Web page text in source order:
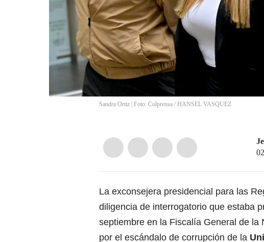
Sandra Ortiz | Foto: Colprensa / HANSEL VASQUEZ
La exconsejera presidencial para las
diligencia de interrogatorio que estaba
septiembre en la Fiscalía General de la
por el escándalo de corrupción de la